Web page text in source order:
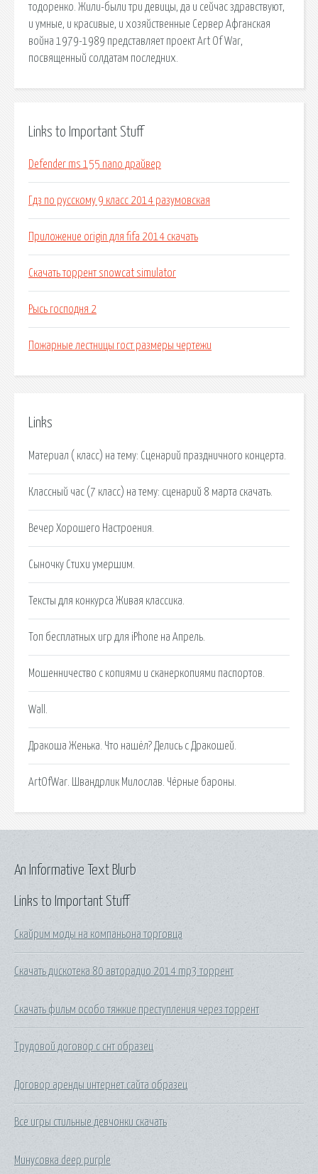
тодоренко. Жили-были три девицы, да и сейчас здравствуют,
и умные, и красивые, и хозяйственные Сервер Афганская
война 1979-1989 представляет проект Art Of War,
посвященный солдатам последних.
Links to Important Stuff
Defender ms 155 nano драйвер
Гдз по русскому 9 класс 2014 разумовская
Приложение origin для fifa 2014 скачать
Скачать торрент snowcat simulator
Рысь господня 2
Пожарные лестницы гост размеры чертежи
Links
Материал ( класс) на тему: Сценарий праздничного концерта.
Классный час (7 класс) на тему: сценарий 8 марта скачать.
Вечер Хорошего Настроения.
Сыночку Cтихи умершим.
Тексты для конкурса Живая классика.
Топ бесплатных игр для iPhone на Апрель.
Мошенничество с копиями и сканеркопиями паспортов.
Wall.
Дракоша Женька. Что нашёл? Делись с Дракошей.
ArtOfWar. Швандрлик Милослав. Чёрные бароны.
Links to Important Stuff
Скайрим моды на компаньона торговца
Скачать дискотека 80 авторадио 2014 mp3 торрент
Скачать фильм особо тяжкие преступления через торрент
Трудовой договор с снт образец
Договор аренды интернет сайта образец
Все игры стильные девчонки скачать
Минусовка deep purple
An Informative Text Blurb